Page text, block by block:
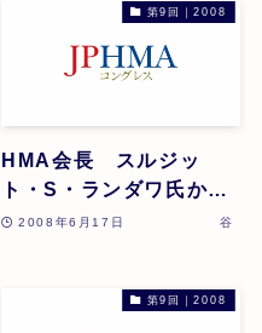
第9回｜2008
HMA会長 スルジッ
ト・S・ランダワ氏から
祝辞をいただきました。
2008年6月17日 谷
第9回｜2008